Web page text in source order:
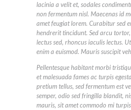
lacinia a velit et, sodales
non fermentum nisl. Maecenas id
amet feugiat lorem. Curabitur sed
hendrerit tincidunt. Sed arcu
lectus sed, rhoncus iaculis lectus.
enim a euismod. Mauris suscipit
Pellentesque habitant morbi
et malesuada fames ac turpis
pretium tellus, sed fermentum est
semper, odio sed fringilla blandit,
mauris, sit amet commodo mi